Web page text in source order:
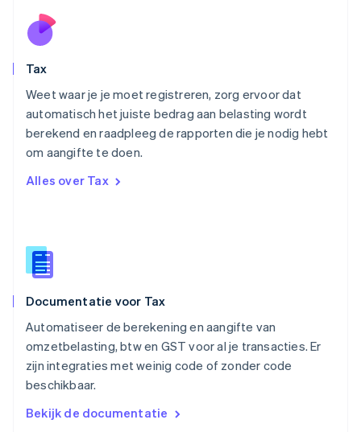
Tax
Weet waar je je moet registreren, zorg ervoor dat
automatisch het juiste bedrag aan belasting wordt
berekend en raadpleeg de rapporten die je nodig hebt
om aangifte te doen.
Alles over Tax
Documentatie voor Tax
Automatiseer de berekening en aangifte van
omzetbelasting, btw en GST voor al je transacties. Er
zijn integraties met weinig code of zonder code
beschikbaar.
Bekijk de documentatie
English
Oostenrijk
English
Portugal
English
Roemenië
English
Singapore
English 简体中文
English
Spanje
Thailand
ไทยEnglish
Tsjechië
Vasteland van China
简体中文English
English